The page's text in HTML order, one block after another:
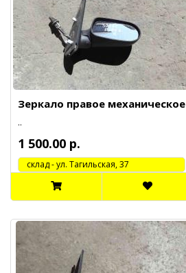
Зеркало правое механическое
..
1 500.00 р.
cклад - ул. Тагильская, 37